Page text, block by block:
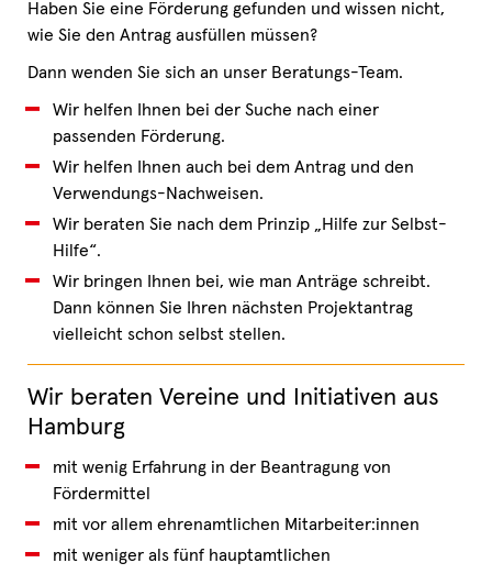
Haben Sie eine Förderung gefunden und wissen nicht,
wie Sie den Antrag ausfüllen müssen?
Dann wenden Sie sich an unser Beratungs-Team.
Wir helfen Ihnen bei der Suche nach einer
passenden Förderung.
Wir helfen Ihnen auch bei dem Antrag und den
Verwendungs-Nachweisen.
Wir beraten Sie nach dem Prinzip „Hilfe zur Selbst-
Hilfe“.
Wir bringen Ihnen bei, wie man Anträge schreibt.
Dann können Sie Ihren nächsten Projektantrag
vielleicht schon selbst stellen.
Wir beraten Vereine und Initiativen aus
Hamburg
mit wenig Erfahrung in der Beantragung von
Fördermittel
mit vor allem ehrenamtlichen Mitarbeiter:innen
mit weniger als fünf hauptamtlichen